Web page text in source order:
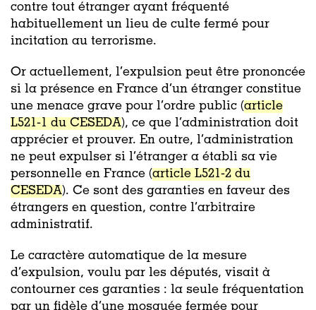
contre tout étranger ayant fréquenté
habituellement un lieu de culte fermé pour
incitation au terrorisme.
Or actuellement, l’expulsion peut être prononcée
si la présence en France d’un étranger constitue
une menace grave pour l’ordre public (article
L521-1 du CESEDA), ce que l’administration doit
apprécier et prouver. En outre, l’administration
ne peut expulser si l’étranger a établi sa vie
personnelle en France (article L521-2 du
CESEDA). Ce sont des garanties en faveur des
étrangers en question, contre l’arbitraire
administratif.
Le caractère automatique de la mesure
d’expulsion, voulu par les députés, visait à
contourner ces garanties : la seule fréquentation
par un fidèle d’une mosquée fermée pour